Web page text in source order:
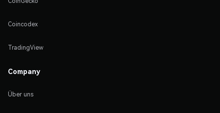
Coincodex
TradingView
Company
Über uns